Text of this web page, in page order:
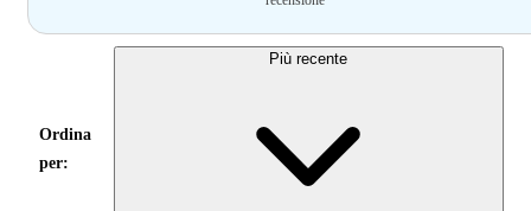
Ordina
per:
Più recente